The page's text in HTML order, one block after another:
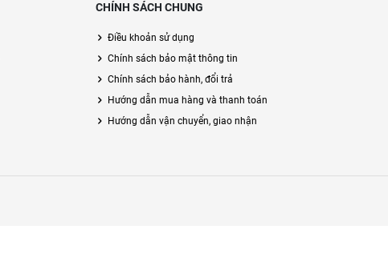
CHÍNH SÁCH CHUNG
Điều khoản sử dụng
Chính sách bảo mật thông tin
Chính sách bảo hành, đổi trả
Hướng dẫn mua hàng và thanh toán
Hướng dẫn vận chuyển, giao nhận